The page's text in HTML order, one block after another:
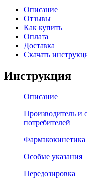
Описание
Отзывы
Как купить
Оплата
Доставка
Скачать
Инструкция
Описание
Производитель и
потребителей
Фармакокинетика
Особые указания
Передозировка